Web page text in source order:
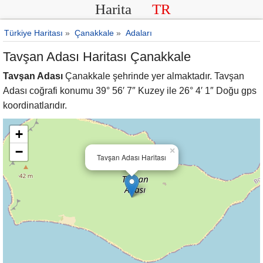
Harita TR
Türkiye Haritası » Çanakkale » Adaları
Tavşan Adası Haritası Çanakkale
Tavşan Adası Çanakkale şehrinde yer almaktadır. Tavşan
Adası coğrafi konumu 39° 56′ 7″ Kuzey ile 26° 4′ 1″ Doğu gps
koordinatlarıdır.
Tavşan Adası Haritası
×
+
−